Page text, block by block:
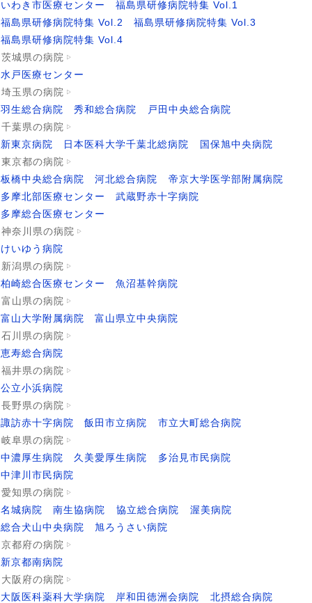
いわき市医療センター
福島県研修病院特集 Vol.1
福島県研修病院特集 Vol.2
福島県研修病院特集 Vol.3
福島県研修病院特集 Vol.4
茨城県の病院
水戸医療センター
埼玉県の病院
羽生総合病院
秀和総合病院
戸田中央総合病院
千葉県の病院
新東京病院
日本医科大学千葉北総病院
国保旭中央病院
東京都の病院
板橋中央総合病院
河北総合病院
帝京大学医学部附属病院
多摩北部医療センター
武蔵野赤十字病院
多摩総合医療センター
神奈川県の病院
けいゆう病院
新潟県の病院
柏崎総合医療センター
魚沼基幹病院
富山県の病院
富山大学附属病院
富山県立中央病院
石川県の病院
恵寿総合病院
福井県の病院
公立小浜病院
長野県の病院
諏訪赤十字病院
飯田市立病院
市立大町総合病院
岐阜県の病院
中濃厚生病院
久美愛厚生病院
多治見市民病院
中津川市民病院
愛知県の病院
名城病院
南生協病院 協立総合病院
渥美病院
総合犬山中央病院
旭ろうさい病院
京都府の病院
新京都南病院
大阪府の病院
大阪医科薬科大学病院
岸和田徳洲会病院
北摂総合病院